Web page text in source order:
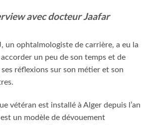
avec docteur Jaafar
un ophtalmologiste de carrière, a eu la
un peu de son temps et de
réflexions sur son métier et son
vétéran est installé à Alger depuis l’an
un modèle de dévouement